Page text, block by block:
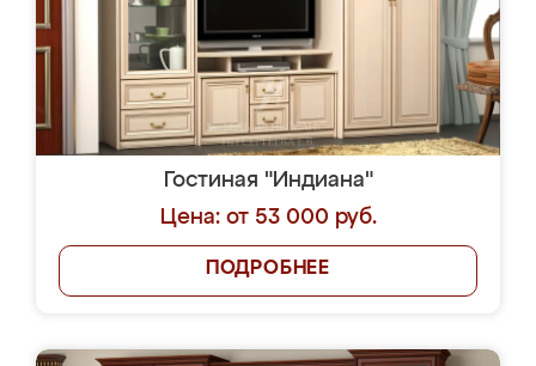
Гостиная "Индиана"
Цена: от 53 000 руб.
ПОДРОБНЕЕ